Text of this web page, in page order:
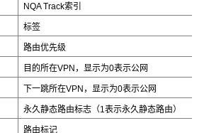
NQA Track索引
标签
路由优先级
目的所在VPN，显示为0表示公网
下一跳所在VPN，显示为0表示公网
永久静态路由标志（1表示永久静态路由）
路由标记